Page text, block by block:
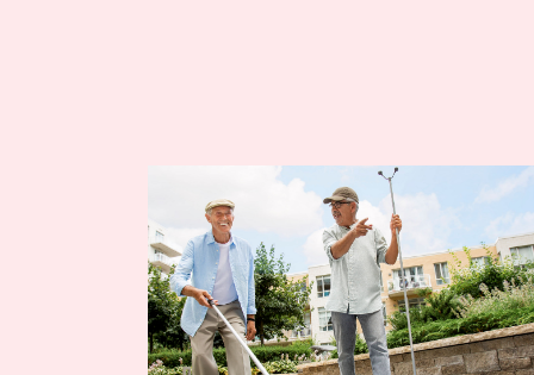
Votre arrivée en résidence
Témoignages
Ce qui est inclus
Votre appartement
Aires communes
Activités